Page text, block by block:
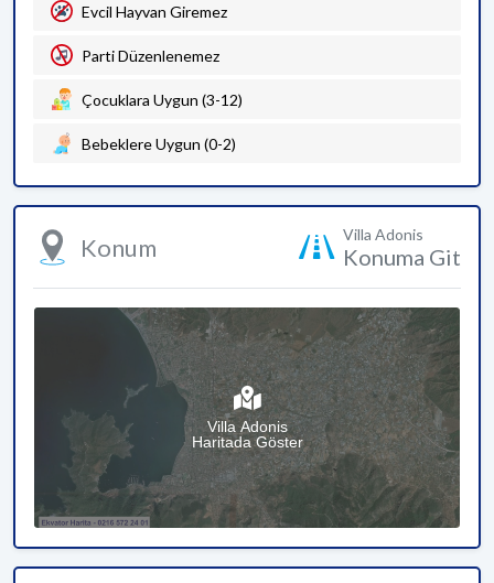
Evcil Hayvan Giremez
Parti Düzenlenemez
Çocuklara Uygun (3-12)
Bebeklere Uygun (0-2)
Konum Villa Adonis
Konuma Git
Villa Adonis
Haritada Göster